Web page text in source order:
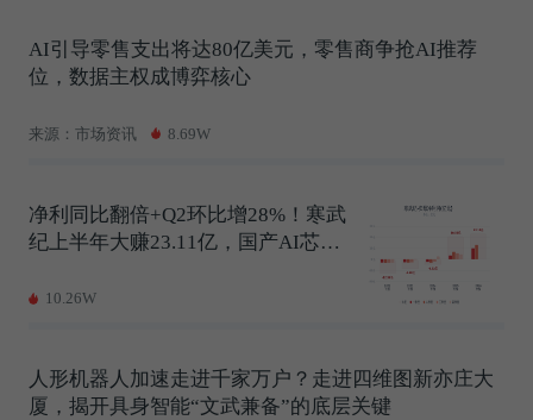
AI引导零售支出将达80亿美元，零售商争抢AI推荐
位，数据主权成博弈核心
来源：市场资讯 8.69W
净利同比翻倍+Q2环比增28%！寒武
纪上半年大赚23.11亿，国产AI芯片
10.26W
人形机器人加速走进千家万户？走进四维图新亦庄大
厦，揭开具身智能“文武兼备”的底层关键